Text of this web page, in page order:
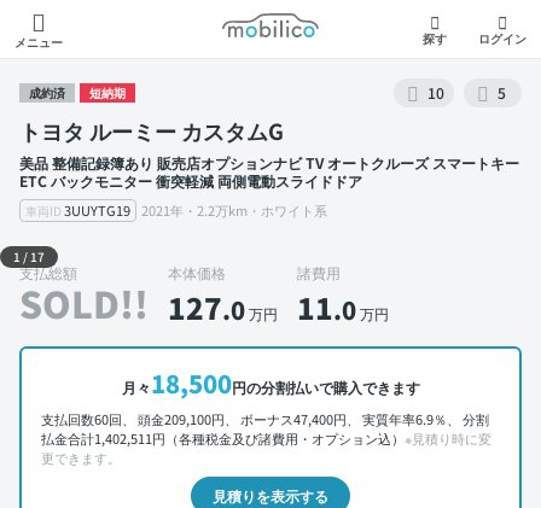
メニュー
モビリコ
探す ログイン
成約済 短納期 10 5
トヨタ ルーミー カスタムG
美品 整備記録簿あり 販売店オプションナビ TV オートクルーズ スマートキー
ETC バックモニター 衝突軽減 両側電動スライドドア
車両ID 3UUYTG19 2021年・2.2万km・ホワイト系
外装 左前
1 /17
支払総額
SOLD!!
本体価格
127.0万円
諸費用
11.0万円
月々18,500円の分割払いで購入できます
支払回数60回、 頭金209,100円、 ボーナス47,400円、 実質年率6.9％、 分割
払金合計1,402,511円（各種税金及び諸費用・オプション込） ※見積り時に変
更できます。
見積りを表示する